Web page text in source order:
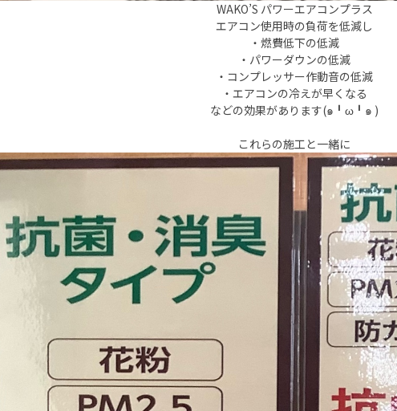
WAKO’S パワーエアコンプラス
エアコン使用時の負荷を低減し
・燃費低下の低減
・パワーダウンの低減
・コンプレッサー作動音の低減
・エアコンの冷えが早くなる
などの効果があります(๑╹ω╹๑ )
これらの施工と一緒に